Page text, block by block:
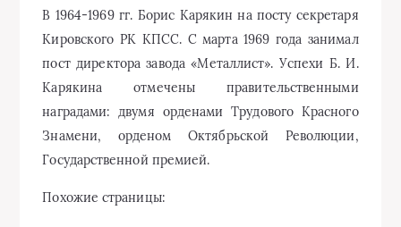
В 1964-1969 гг. Борис Карякин на посту секретаря
Кировского РК КПСС. С марта 1969 года занимал
пост директора завода «Металлист». Успехи Б. И.
Карякина отмечены правительственными
наградами: двумя орденами Трудового Красного
Знамени, орденом Октябрьской Революции,
Государственной премией.
Похожие страницы: